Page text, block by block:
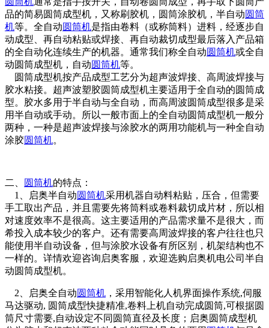
品的简易圆筒成型机，又称刷胶机，圆筒涂胶机，半自动圆筒
机等。全自动圆筒机是指由卷料（或称筒料）进料，经逐步自
动成型、再自动粘贴或焊接、再自动裁切成型最后落入产品箱
的全自动化连续生产的机器。通常我们称全自动圆筒机或全自
动圆筒成型机，自动圆筒机等。
圆筒成型机按产品成型工艺分为超声波焊接、高周波焊接与
胶水粘接。超声波塑胶圆筒成型机主要适用于全自动的圆筒成
型。胶水多用于半自动与全自动，而高周波圆筒成型很多是采
用半自动或手动。所以一般市面上的全自动圆筒成型机一般分
两种，一种是超声波焊接与涂胶水的两用功能机与一种全自动
涂胶圆筒机。
二、 圆筒机的特点：
1、启奥半自动圆筒机采用机器自动料粘贴，压合，但需要
手工取出产品，并且需要先将筒料或卷料裁切成片材，所以相
对速度效率不是很高。这主要适用的产品需求量不是很大，而
希投入成本较少的客户。还有需要高周波焊接的客户往往也只
能使用半自动设备，但与涂胶水设备有所区别，机架结构也不
一样的。详情欢迎咨询启奥客服，欢迎选购启奥机电公司半自
动圆筒成型机。
2、启奥全自动圆筒机 ，采用智能化人机界面操作系统,伺服
马达驱动, 圆筒成型快捷精准,卷料上机自动完成圆筒,可根据圆
筒尺寸需要,自动设定不同圆筒直径及长度；启奥圆筒成型机